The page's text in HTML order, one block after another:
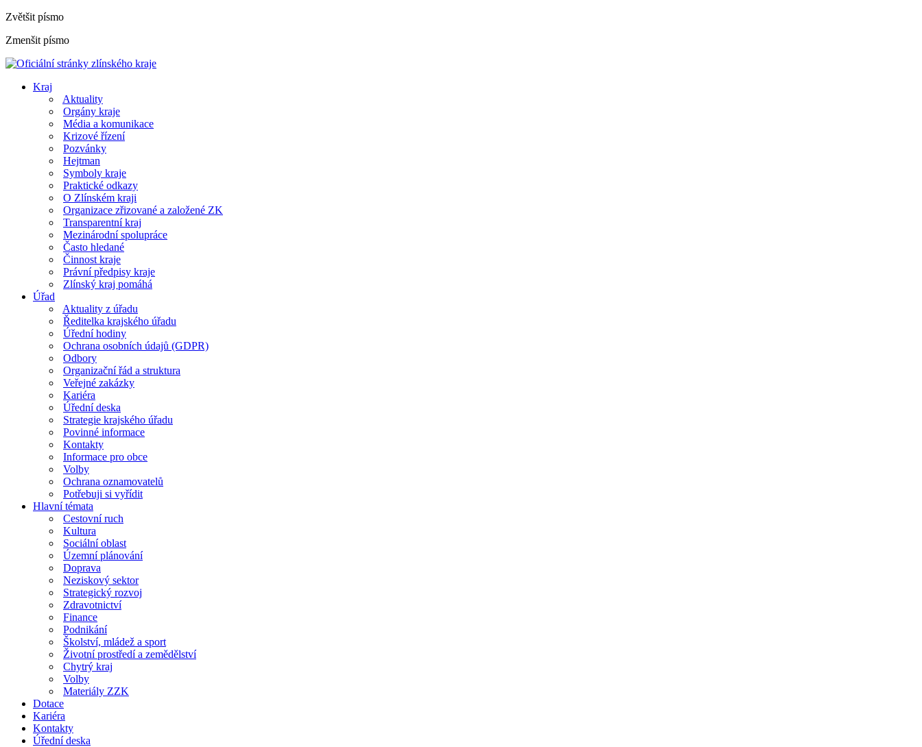
Zvětšit písmo
Zmenšit písmo
Kraj
Aktuality
Orgány kraje
Média a komunikace
Krizové řízení
Pozvánky
Hejtman
Symboly kraje
Praktické odkazy
O Zlínském kraji
Organizace zřizované a založené ZK
Transparentní kraj
Mezinárodní spolupráce
Často hledané
Činnost kraje
Právní předpisy kraje
Zlínský kraj pomáhá
Úřad
Aktuality z úřadu
Ředitelka krajského úřadu
Úřední hodiny
Ochrana osobních údajů (GDPR)
Odbory
Organizační řád a struktura
Veřejné zakázky
Kariéra
Úřední deska
Strategie krajského úřadu
Povinné informace
Kontakty
Informace pro obce
Volby
Ochrana oznamovatelů
Potřebuji si vyřídit
Hlavní témata
Cestovní ruch
Kultura
Sociální oblast
Územní plánování
Doprava
Neziskový sektor
Strategický rozvoj
Zdravotnictví
Finance
Podnikání
Školství, mládež a sport
Životní prostředí a zemědělství
Chytrý kraj
Volby
Materiály ZZK
Dotace
Kariéra
Kontakty
Úřední deska